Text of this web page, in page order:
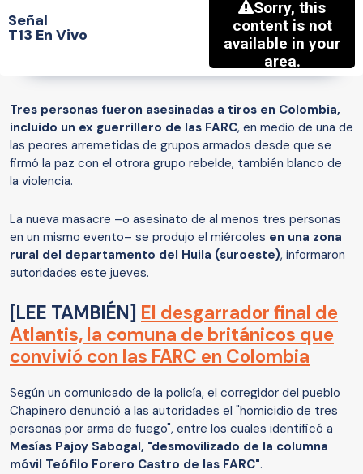
Señal
T13 En Vivo
Tres personas fueron asesinadas a tiros en Colombia,
incluido un ex guerrillero de las FARC, en medio de una de
las peores arremetidas de grupos armados desde que se
firmó la paz con el otrora grupo rebelde, también blanco de
la violencia.
La nueva masacre –o asesinato de al menos tres personas
en un mismo evento– se produjo el miércoles en una zona
rural del departamento del Huila (suroeste), informaron
autoridades este jueves.
[LEE TAMBIÉN] El desgarrador final de
Atlantis, la comuna de británicos que
convivió con las FARC en Colombia
Según un comunicado de la policía, el corregidor del pueblo
Chapinero denunció a las autoridades el "homicidio de tres
personas por arma de fuego", entre los cuales identificó a
Mesías Pajoy Sabogal, "desmovilizado de la columna
móvil Teófilo Forero Castro de las FARC".